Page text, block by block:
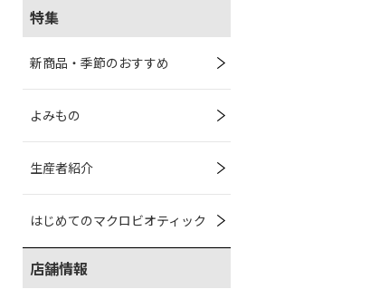
特集
新商品・季節のおすすめ
よみもの
生産者紹介
はじめてのマクロビオティック
店舗情報